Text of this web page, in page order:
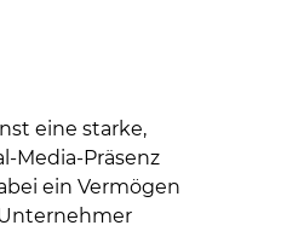
eine starke,
Media-Präsenz
ein Vermögen